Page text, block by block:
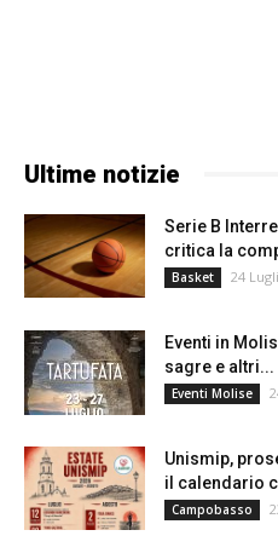
Ultime notizie
Serie B
critica la
Basket 24
Eventi in
sagre e altri...
Eventi Molise
Unismip,
il calendario
Campobasso